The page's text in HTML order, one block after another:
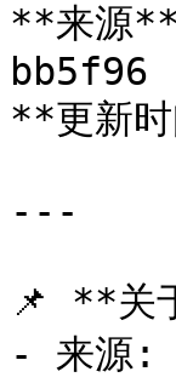
**来源
bb5f96
**更新
---
📌 **关
- 来源